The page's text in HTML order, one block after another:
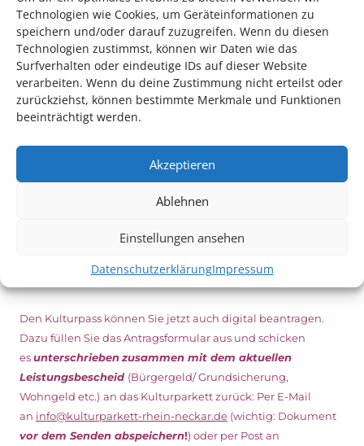
Technologien wie Cookies, um Geräteinformationen zu
speichern und/oder darauf zuzugreifen. Wenn du diesen
Technologien zustimmst, können wir Daten wie das
Surfverhalten oder eindeutige IDs auf dieser Website
verarbeiten. Wenn du deine Zustimmung nicht erteilst oder
zurückziehst, können bestimmte Merkmale und Funktionen
beeinträchtigt werden.
Akzeptieren
Ablehnen
Einstellungen ansehen
DatenschutzerklärungImpressum
Auch dieses Jahr findet wieder dasFestival des deutschen
Filmsin Ludwigshafen statt.
Vom 19. August bist zum 9. Septemberhaben Kulturpass-
Inhaber*innen freien Eintrittzu den Vorstellungen – 30
Minuten vor Beginn des Films und solange der Vorrat reicht!
DIGITAL KULTURPASS BEANTRAGEN
NEU: DOWNLOAD UND DIGITAL BEANTRAGEN!
Den Kulturpass können Sie jetzt auch digital beantragen.
Dazu füllen Sie das Antragsformular aus und schicken
esunterschriebenzusammen mit dem aktuellen
Leistungsbescheid (Bürgergeld/ Grundsicherung,
Wohngeld etc.) an das Kulturparkett zurück: Per E-Mail
an info@kulturparkett-rhein-neckar.de (wichtig: Dokument
vor dem Senden abspeichern!) oder per Post an